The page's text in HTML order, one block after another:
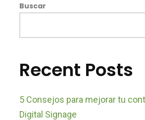
Buscar
Recent Posts
5 Consejos para mejorar tu
Digital Signage